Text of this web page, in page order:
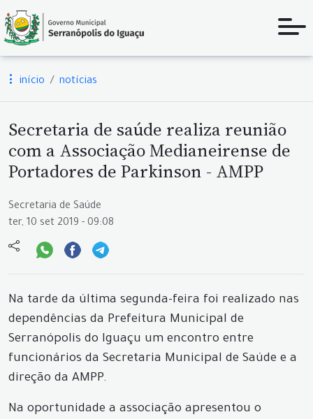
início notícias
Secretaria de saúde realiza reunião
com a Associação Medianeirense de
Portadores de Parkinson - AMPP
Secretaria de Saúde
ter, 10 set 2019 - 09:08
Na tarde da última segunda-feira foi realizado nas
dependências da Prefeitura Municipal de
Serranópolis do Iguaçu um encontro entre
funcionários da Secretaria Municipal de Saúde e a
direção da AMPP.
Na oportunidade a associação apresentou o